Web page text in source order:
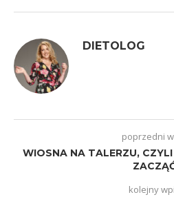
DIETOLOG
poprzedni
WIOSNA NA TALERZU,
kolejny